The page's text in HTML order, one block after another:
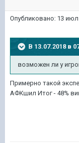
Опубликовано: 13 июл
В 13.07.2018 в
возможен ли у
Примерно такой
АФКшил Итог - 48%